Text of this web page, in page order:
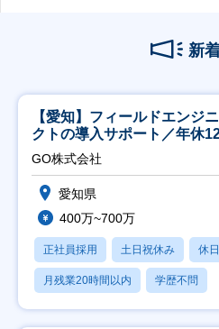
新
【愛知】フィールドエンジ
クトの導入サポート／年休
直帰
GO株式会社
愛知県
400万~700万
正社員採用 土日祝休み 休
月残業20時間以内 学歴不問